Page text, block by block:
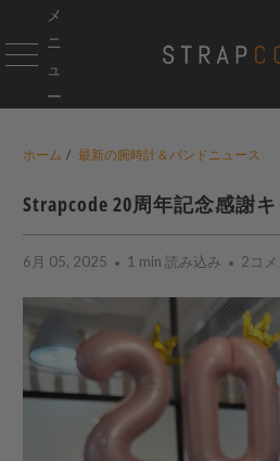
メ
ニ
ュ
ー
ホーム / 最新の腕時計＆バンドニュース
Strapcode 20周年記念感謝
6月 05, 2025 1 min 読み込み 2コメ